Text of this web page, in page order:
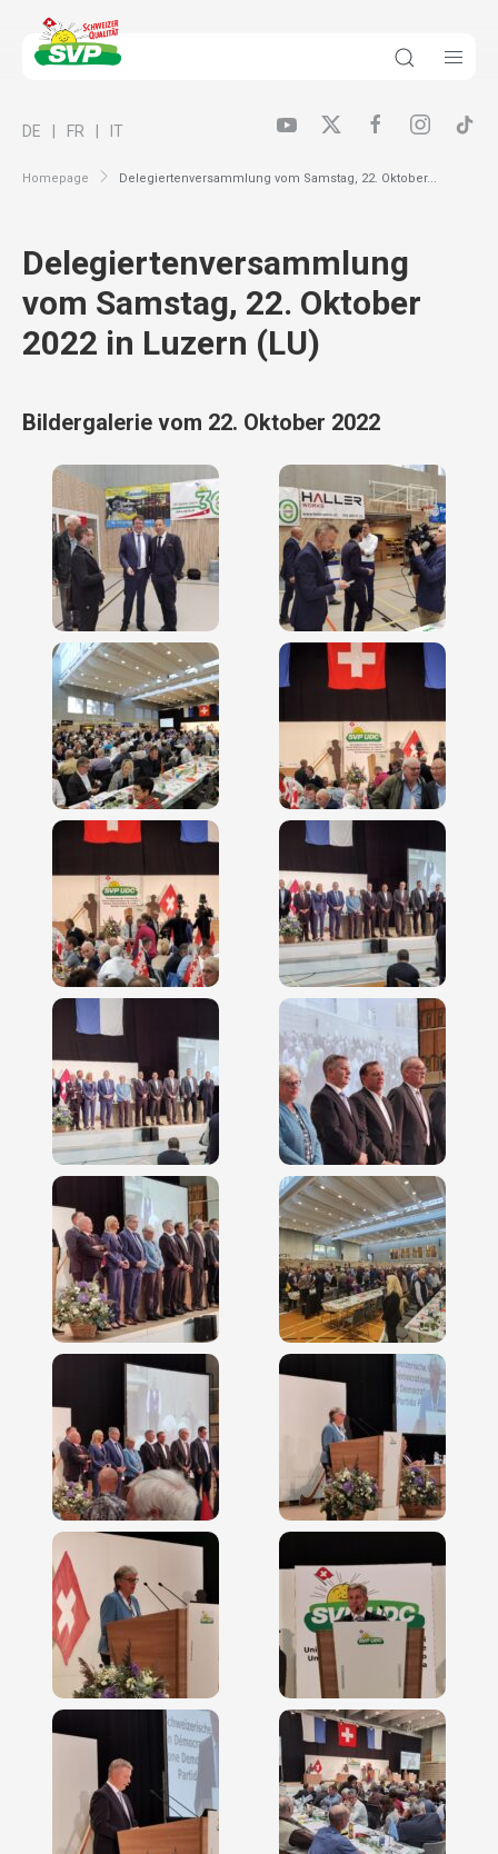
Homepage Delegiertenversammlung vom Samstag, 22. Oktober...
DE FR IT
Delegiertenversammlung
vom Samstag, 22. Oktober
2022 in Luzern (LU)
Bildergalerie vom 22. Oktober 2022